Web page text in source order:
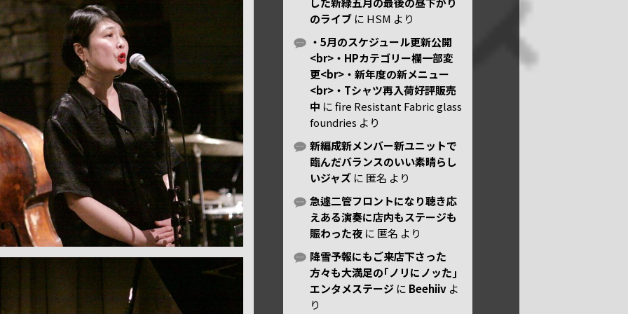
のライブ に HSM より
・5月のスケジュール更新公開
<br>・HPカテゴリー欄一部変
更<br>・新年度の新メニュー
<br>・Tシャツ再入荷好評販売
中 にfire Resistant Fabric glass
foundries より
新編成新メンバー新ユニットで
臨んだバランスのいい素晴らし
いジャズ に 匿名 より
急遽二管フロントになり聴き応
えある演奏に店内もステージも
賑わった夜 に 匿名 より
降雪予報にもご来店下さった
方々も大満足の｢ノリにノッた｣
エンタメステージ に Beehiiv よ
り